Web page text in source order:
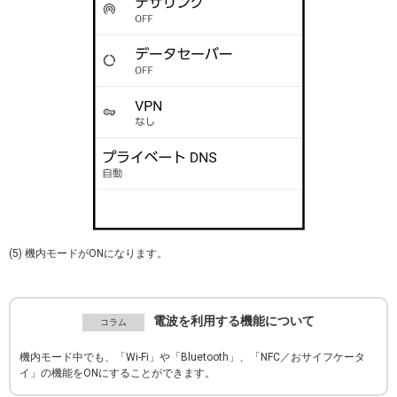
(5) 機内モードがONになります。
電波を利用する機能について
機内モード中でも、「Wi-Fi」や「Bluetooth」、「NFC／おサイフケータ
イ」の機能をONにすることができます。